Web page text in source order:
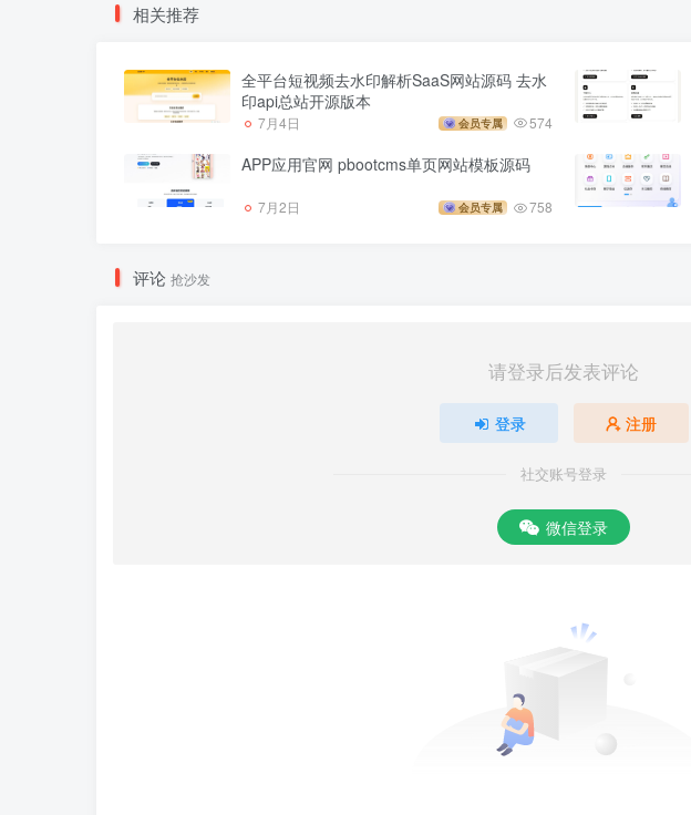
相关推荐
全平台短视频去水印解析SaaS网站源码 去水
印api总站开源版本
7月4日 会员专属 574
APP应用官网 pbootcms单页网站模板源码
7月2日 会员专属 758
评论 抢沙发
请登录后发表评论
登录 注册
社交账号登录
微信登录